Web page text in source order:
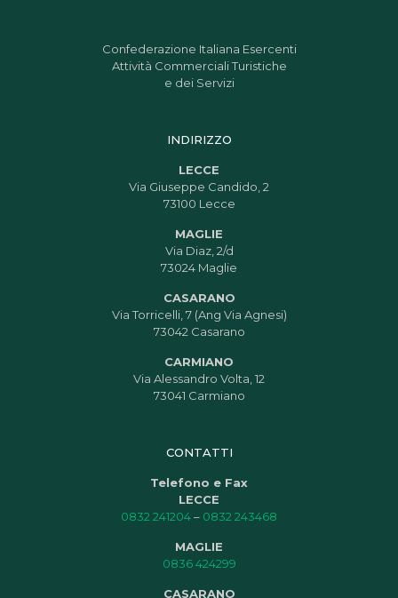
Confederazione Italiana Esercenti
Attività Commerciali Turistiche
e dei Servizi
INDIRIZZO
LECCE
Via Giuseppe Candido, 2
73100 Lecce
MAGLIE
Via Diaz, 2/d
73024 Maglie
CASARANO
Via Torricelli, 7 (Ang Via Agnesi)
73042 Casarano
CARMIANO
Via Alessandro Volta, 12
73041 Carmiano
CONTATTI
Telefono e Fax
LECCE
0832 241204– 0832 243468
MAGLIE
0836 424299
CASARANO